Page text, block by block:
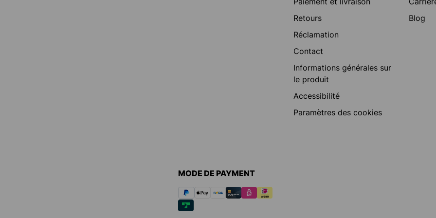
Retours
Réclamation
Contact
Informations générales sur
le produit
Accessibilité
Paramètres des cookies
Blog
MODE DE PAYMENT